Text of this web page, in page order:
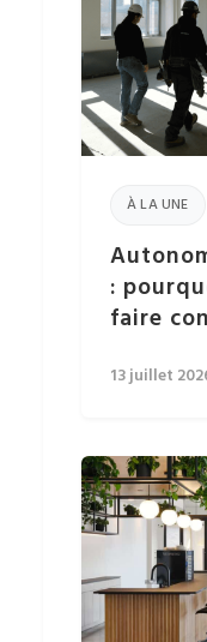
À LA UNE
:
faire
13 juillet